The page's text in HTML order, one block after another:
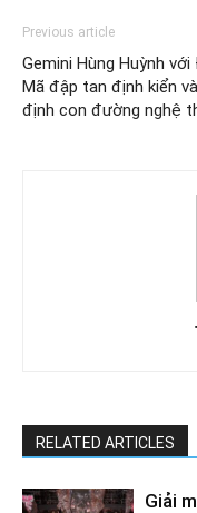
Previous article
Gemini Hùng Huỳnh với
Mã đập tan định kiển
định con đường nghệ
RELATED ARTICLES
Giải